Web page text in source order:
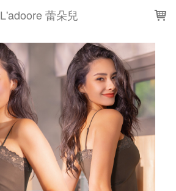
L'adoore 蕾朵兒